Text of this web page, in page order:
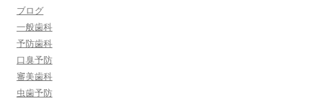
ブログ
一般歯科
予防歯科
口臭予防
審美歯科
虫歯予防